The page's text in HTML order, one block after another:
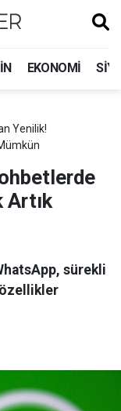
EKONOMI
Yenilik!
Artık
sürekli